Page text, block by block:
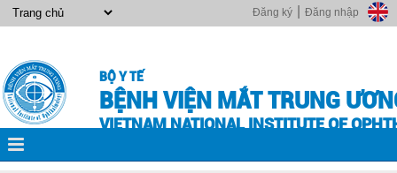
Đăng nhập
Đăng ký
BỘ Y TẾ
BỆNH VIỆN MẮT TRUNG
VIETNAM NATIONAL INSTITUTE OF